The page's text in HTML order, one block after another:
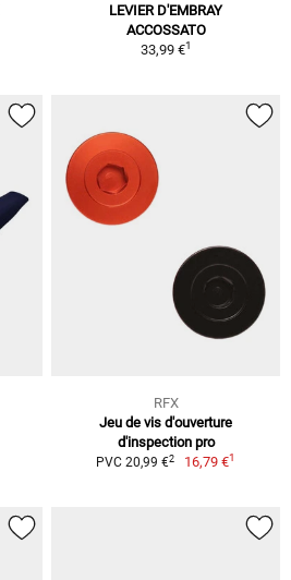
LEVIER D'EMBRAY
ACCOSSATO
33,99 €1
RFX
Jeu de vis d'ouverture
d'inspection pro
PVC 20,99 €2 16,79 €1